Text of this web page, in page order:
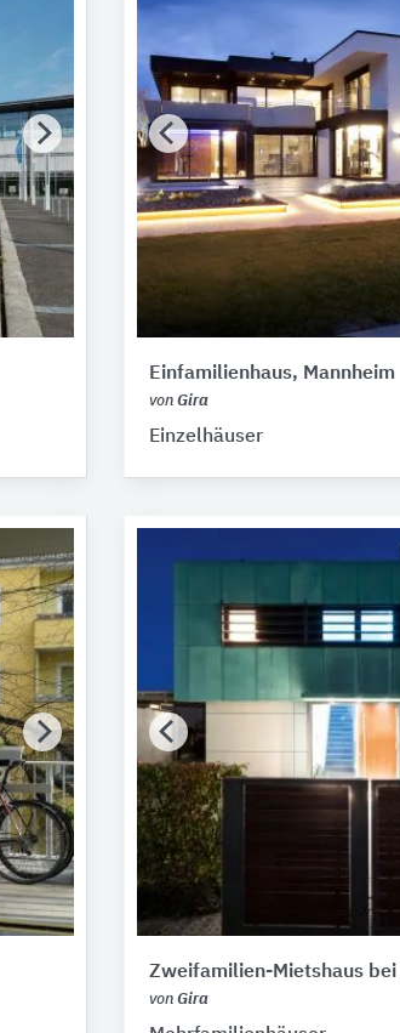
Einfamilienhaus, Mannheim
von Gira
Einzelhäuser
Zweifamilien-Mietshaus
von Gira